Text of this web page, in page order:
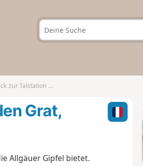
Hochgratbahn
Grat,
Allgäuer Gipfel bietet.